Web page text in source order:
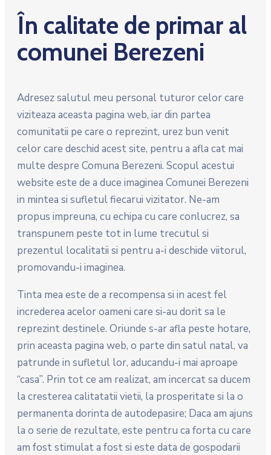
În calitate de primar al
comunei Berezeni
Adresez salutul meu personal tuturor celor care
viziteaza aceasta pagina web, iar din partea
comunitatii pe care o reprezint, urez bun venit
celor care deschid acest site, pentru a afla cat mai
multe despre Comuna Berezeni. Scopul acestui
website este de a duce imaginea Comunei Berezeni
in mintea si sufletul fiecarui vizitator. Ne-am
propus impreuna, cu echipa cu care conlucrez, sa
transpunem peste tot in lume trecutul si
prezentul localitatii si pentru a-i deschide viitorul,
promovandu-i imaginea.
Tinta mea este de a recompensa si in acest fel
increderea acelor oameni care si-au dorit sa le
reprezint destinele. Oriunde s-ar afla peste hotare,
prin aceasta pagina web, o parte din satul natal, va
patrunde in sufletul lor, aducandu-i mai aproape
“casa”. Prin tot ce am realizat, am incercat sa ducem
la cresterea calitatatii vietii, la prosperitate si la o
permanenta dorinta de autodepasire; Daca am ajuns
la o serie de rezultate, este pentru ca forta cu care
am fost stimulat a fost si este data de gospodarii